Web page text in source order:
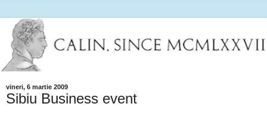
vineri, 6 martie 2009
Sibiu Business event